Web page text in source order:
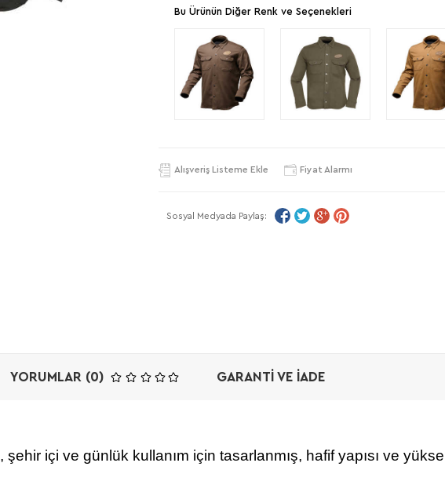
Bu Ürünün Diğer Renk ve Seçenekleri
Alışveriş Listeme Ekle Fiyat Alarmı
Sosyal Medyada Paylaş:
YORUMLAR (0) GARANTI VE İADE
, şehir içi ve günlük kullanım için tasarlanmış, hafif yapısı ve